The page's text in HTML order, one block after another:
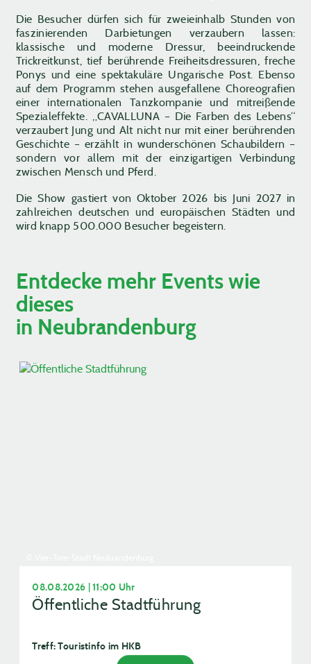
Die Besucher dürfen sich für zweieinhalb Stunden von
faszinierenden Darbietungen verzaubern lassen:
klassische und moderne Dressur, beeindruckende
Trickreitkunst, tief berührende Freiheitsdressuren, freche
Ponys und eine spektakuläre Ungarische Post. Ebenso
auf dem Programm stehen ausgefallene Choreografien
einer internationalen Tanzkompanie und mitreißende
Spezialeffekte. „CAVALLUNA – Die Farben des Lebens“
verzaubert Jung und Alt nicht nur mit einer berührenden
Geschichte – erzählt in wunderschönen Schaubildern –
sondern vor allem mit der einzigartigen Verbindung
zwischen Mensch und Pferd.
Die Show gastiert von Oktober 2026 bis Juni 2027 in
zahlreichen deutschen und europäischen Städten und
wird knapp 500.000 Besucher begeistern.
Entdecke mehr Events wie
dieses
in Neubrandenburg
08.08.2026 | 11:00 Uhr
Öffentliche Stadtführung
Treff: Touristinfo im HKB